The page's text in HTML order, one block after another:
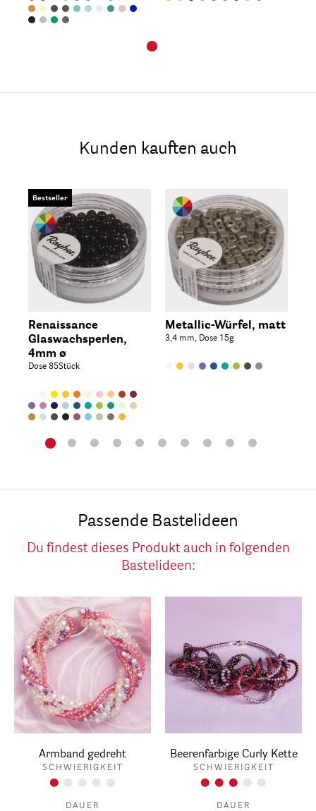
Kunden kauften auch
Bestseller
Renaissance
Glaswachsperlen,
4mm ø
Dose 85Stück
Metallic-Würfel, matt
3,4 mm, Dose 15g
Passende Bastelideen
Du findest dieses Produkt auch in folgenden
Bastelideen:
Armband gedreht
SCHWIERIGKEIT
DAUER
Beerenfarbige Curly Kette
SCHWIERIGKEIT
DAUER